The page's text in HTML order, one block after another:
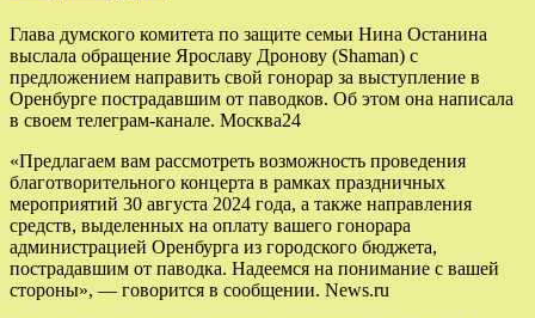
Глава думского комитета по защите семьи Нина Останина
выслала обращение Ярославу Дронову (Shaman) с
предложением направить свой гонорар за выступление в
Оренбурге пострадавшим от паводков. Об этом она написала
в своем телеграм-канале. Москва24
«Предлагаем вам рассмотреть возможность проведения
благотворительного концерта в рамках праздничных
мероприятий 30 августа 2024 года, а также направления
средств, выделенных на оплату вашего гонорара
администрацией Оренбурга из городского бюджета,
пострадавшим от паводка. Надеемся на понимание с вашей
стороны», — говорится в сообщении. News.ru